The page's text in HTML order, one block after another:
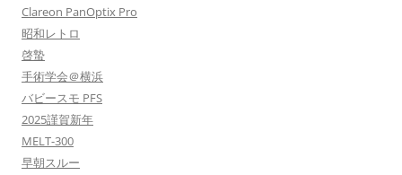
Clareon PanOptix Pro
昭和レトロ
啓蟄
手術学会＠横浜
バビースモ PFS
2025謹賀新年
MELT-300
早朝スルー